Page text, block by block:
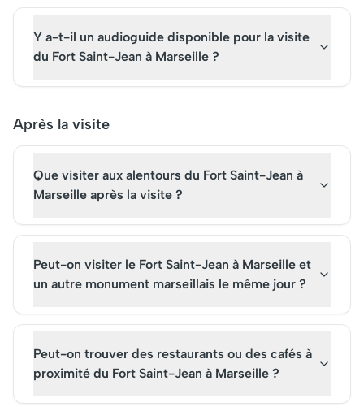
Y a-t-il un audioguide disponible pour la visite
du Fort Saint-Jean à Marseille ?
Après la visite
Que visiter aux alentours du Fort Saint-Jean à
Marseille après la visite ?
Peut-on visiter le Fort Saint-Jean à Marseille et
un autre monument marseillais le même jour ?
Peut-on trouver des restaurants ou des cafés à
proximité du Fort Saint-Jean à Marseille ?